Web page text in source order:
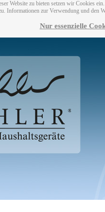
Website zu bieten setzen wir Cookies
Informationen zur Verwendung und den
Nur essenzielle